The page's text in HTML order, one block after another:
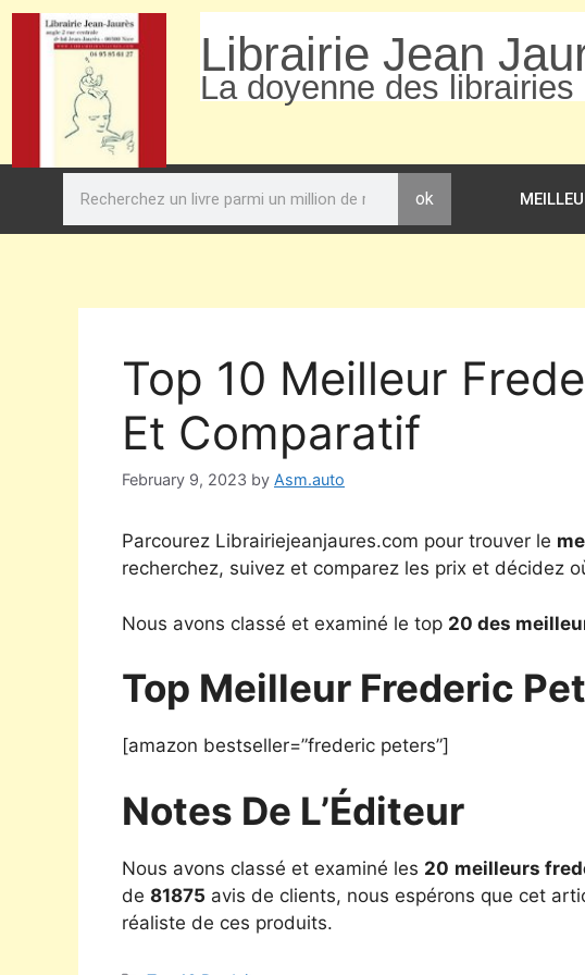
Librairie Jean
La doyenne des librairies
ok
Top 10 Meilleur
Et Comparatif
February 9, 2023 by Asm.auto
Parcourez Librairiejeanjaures.com pour trouver le
recherchez, suivez et comparez les prix et décidez
Nous avons classé et examiné le top 20 des
Top Meilleur Frederic
[amazon bestseller=”frederic peters”]
Notes De L’Éditeur
Nous avons classé et examiné les 20 meilleurs
de 81875 avis de clients, nous espérons que cet
réaliste de ces produits.